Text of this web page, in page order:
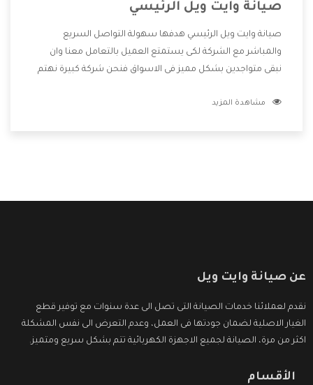
صيانة وايت ويل الرئيسي
صيانة وايت ويل الرئيسي هدفها سهولة التواصل السريع
والمباشر مع الشركة لكى يستمتع العميل بالتعامل معنا وان
نبقى متواجدين بشكل مميز فى الاسواق فنحن شركة كبيرة نهتم
الشركة بها والتى تكون منها خدمة الصيانة التى تكون من أهم
مشاهدة المزيد
عن صيانة وايت ويل
نقدم لعملائنا خدمات الصيانة التى تصل الى عدة سنوات مع توفير قطع
الغيار الاصلية لضمان جودتها فى العمل، وعدم التعرض الى نفس المشكلة
اكثر من مرة، الصيانة لجميع الاجهزة الكهربائية تتم بشكل سريع ومتميز.
الأقسام